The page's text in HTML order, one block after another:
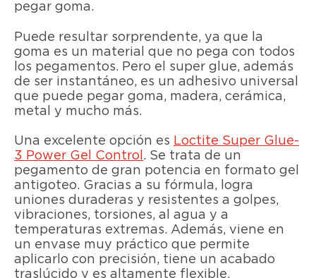
pegar goma.
Puede resultar sorprendente, ya que la
goma es un material que no pega con todos
los pegamentos. Pero el super glue, además
de ser instantáneo, es un adhesivo universal
que puede pegar goma, madera, cerámica,
metal y mucho más.
Una excelente opción es Loctite Super Glue-
3 Power Gel Control . Se trata de un
pegamento de gran potencia en formato gel
antigoteo. Gracias a su fórmula, logra
uniones duraderas y resistentes a golpes,
vibraciones, torsiones, al agua y a
temperaturas extremas. Además, viene en
un envase muy práctico que permite
aplicarlo con precisión, tiene un acabado
traslúcido y es altamente flexible.